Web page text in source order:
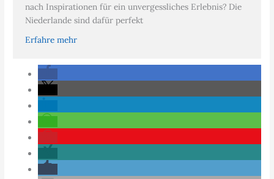
nach Inspirationen für ein unvergessliches Erlebnis? Die
Niederlande sind dafür perfekt
Erfahre mehr